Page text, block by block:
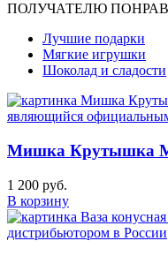
ПОЛУЧАТЕЛЮ
Лучшие подарки
Мягкие игрушки
Шоколад и сладости
Мишка Крутышка
1 200 руб.
В корзину